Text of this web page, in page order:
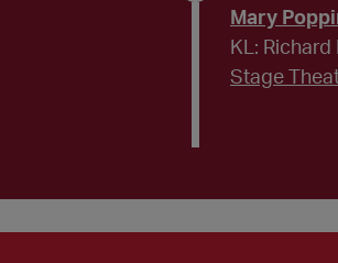
Mary
KL:
Stage